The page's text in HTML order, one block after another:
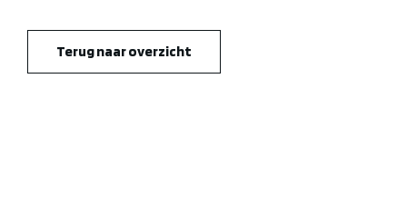
Terug naar overzicht